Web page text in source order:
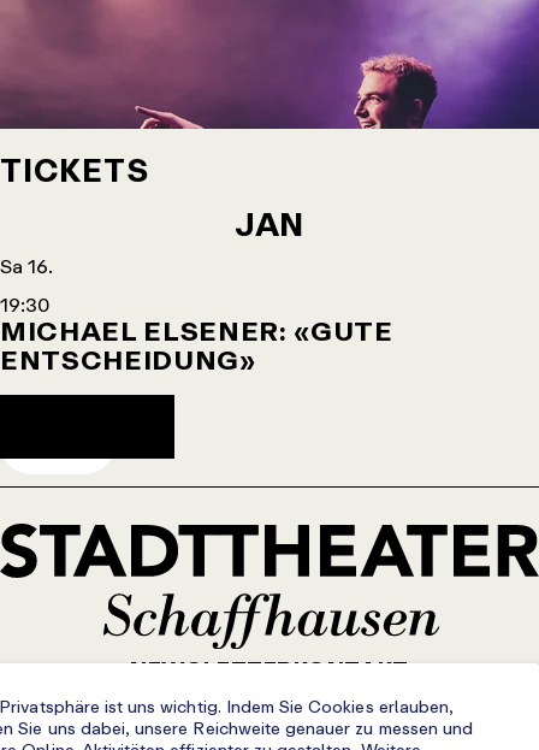
TICKETS
JAN
Sa 16.
19:30
MICHAEL ELSENER: «GUTE
ENTSCHEIDUNG»
NEWSLETTERKONTAKT
IMPRESSUM DATENSCHUTZAGB
ist uns wichtig. Indem Sie Cookies erlauben,
Sie uns dabei, unsere Reichweite genauer zu messen und